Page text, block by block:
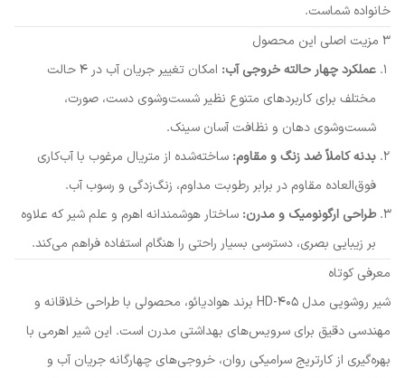
خانواده شماست.
۳ مزیت اصلی این محصول
عملکرد چهار حالته خروجی آب:
امکان تغییر جریان آب در ۴ حالت
مختلف برای کاربردهای متنوع نظیر شست‌وشوی دست، صورت،
شست‌وشوی دهان و نظافت آسان سینک.
بدنه کاملاً ضد زنگ و مقاوم: ساخته‌شده از متریال مرغوب با آب‌کاری
فوق‌العاده مقاوم در برابر رطوبت مداوم، زنگ‌زدگی و رسوب آب.
طراحی ارگونومیک و مدرن: ساختار هوشمندانه اهرم و علم شیر که علاوه
بر زیبایی بصری، دسترسی بسیار راحتی را هنگام استفاده فراهم می‌کند.
معرفی کوتاه
شیر روشویی مدل HD-405 برند هوادیائو، محصولی با طراحی خلاقانه و
مهندسی دقیق برای سرویس‌های بهداشتی مدرن است. این شیر اهرمی با
بهره‌گیری از کارتریج سرامیکی روان، خروجی‌های چهارگانه جریان آب و